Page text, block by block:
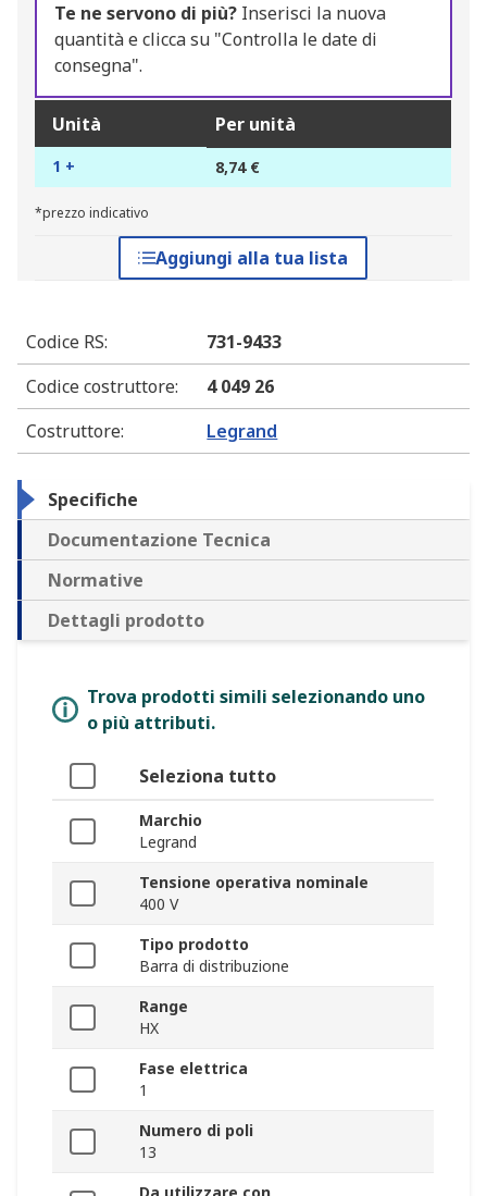
Te ne servono di più? Inserisci la nuova
quantità e clicca su "Controlla le date di
consegna".
Unità Per unità
1 + 8,74 €
*prezzo indicativo
Aggiungi alla tua lista
Codice RS:
731-9433
Codice costruttore:
4 049 26
Costruttore: Legrand
Specifiche
Documentazione Tecnica
Normative
Dettagli prodotto
Trova prodotti simili selezionando uno
o più attributi.
Seleziona tutto
Marchio
Legrand
Tensione operativa nominale
400 V
Tipo prodotto
Barra di distribuzione
Range
HX
Fase elettrica
1
Numero di poli
13